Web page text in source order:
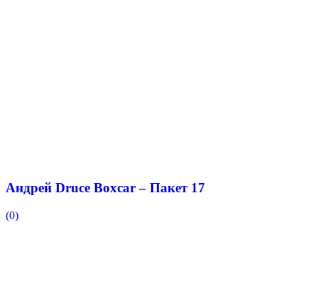
Андрей Druce Boxcar – Пакет 17
(0)